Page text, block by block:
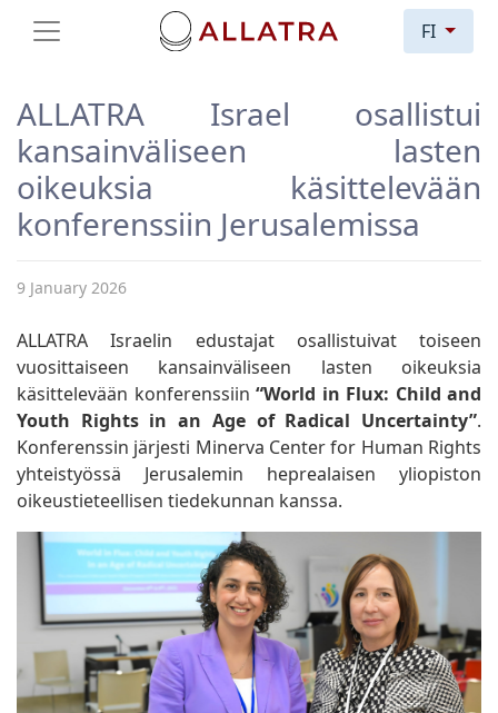
FI
ALLATRA Israel osallistui
kansainväliseen lasten
oikeuksia käsittelevään
konferenssiin Jerusalemissa
9 January 2026
ALLATRA Israelin edustajat osallistuivat toiseen
vuosittaiseen kansainväliseen lasten oikeuksia
käsittelevään konferenssiin “World in Flux: Child and
Youth Rights in an Age of Radical Uncertainty”.
Konferenssin järjesti Minerva Center for Human Rights
yhteistyössä Jerusalemin heprealaisen yliopiston
oikeustieteellisen tiedekunnan kanssa.